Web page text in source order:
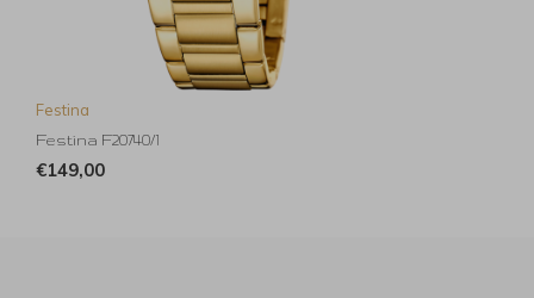
Festina
Festina F20740/1
€149,00